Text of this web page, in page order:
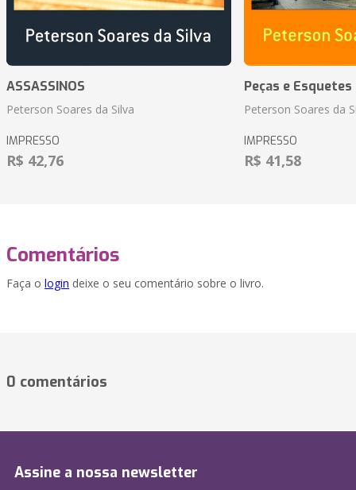
ASSASSINOS
Peterson Soares da Silva
IMPRESSO
R$ 42,76
Peças e
Peterson Soares da
IMPRESSO
R$ 41,58
Comentários
Faça o login deixe o seu comentário sobre o livro.
0 comentários
Assine a nossa newsletter